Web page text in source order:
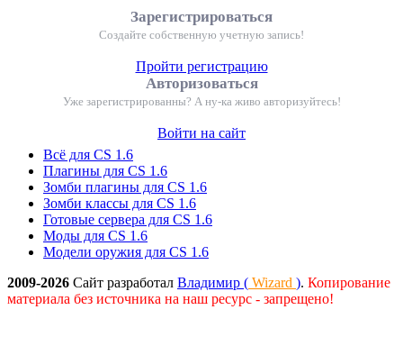
Зарегистрироваться
Создайте собственную учетную запись!
Пройти регистрацию
Авторизоваться
Уже зарегистрированны? А ну-ка живо авторизуйтесь!
Войти на сайт
Всё для CS 1.6
Плагины для CS 1.6
Зомби плагины для CS 1.6
Зомби классы для CS 1.6
Готовые сервера для CS 1.6
Моды для CS 1.6
Модели оружия для CS 1.6
2009-2026 Сайт разработал Владимир ( Wizard ). Копирование
материала без источника на наш ресурс - запрещено!